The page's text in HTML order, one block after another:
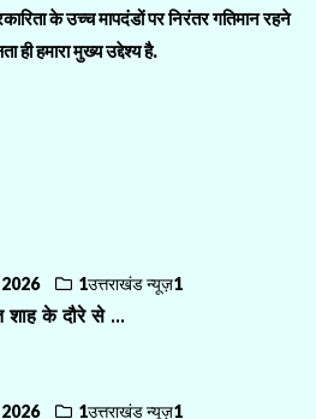
के उच्च मापदंडों पर निरंतर गतिमान रहने
ही हमारा मुख्य उद्देश्य है.
1उत्तराखंड न्यूज़1
शाह के दौरे से ...
1उत्तराखंड न्यूज़1